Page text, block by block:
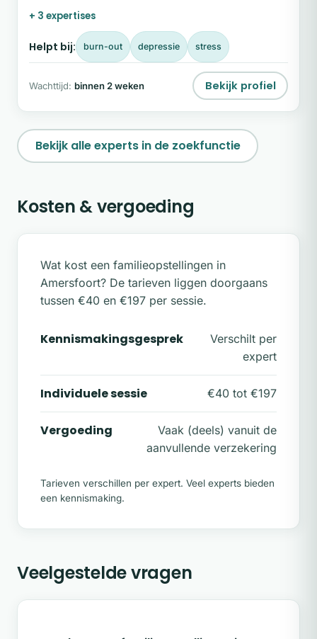
weer balans, zelfvertrouwen en innerlijke rust
vindt. Wil je ervaren wat mijn begeleiding voor jou
kan betekenen?
+ 3 expertises
Helpt bij: burn-out depressie stress
Wachttijd: binnen 2 weken Bekijk profiel
Bekijk alle experts in de zoekfunctie
Kosten & vergoeding
Wat kost een familieopstellingen in
Amersfoort? De tarieven liggen doorgaans
tussen €40 en €197 per sessie.
Kennismakingsgesprek
Verschilt per
expert
Individuele sessie €40 tot €197
Vergoeding
Vaak (deels) vanuit de
aanvullende verzekering
Tarieven verschillen per expert. Veel experts bieden
een kennismaking.
Veelgestelde vragen